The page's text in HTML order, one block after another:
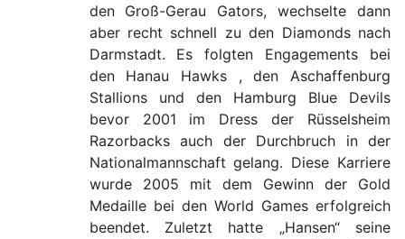
den Groß-Gerau Gators, wechselte dann
aber recht schnell zu den Diamonds nach
Darmstadt. Es folgten Engagements bei
den Hanau Hawks , den Aschaffenburg
Stallions und den Hamburg Blue Devils
bevor 2001 im Dress der Rüsselsheim
Razorbacks auch der Durchbruch in der
Nationalmannschaft gelang. Diese Karriere
wurde 2005 mit dem Gewinn der Gold
Medaille bei den World Games erfolgreich
beendet. Zuletzt hatte „Hansen“ seine